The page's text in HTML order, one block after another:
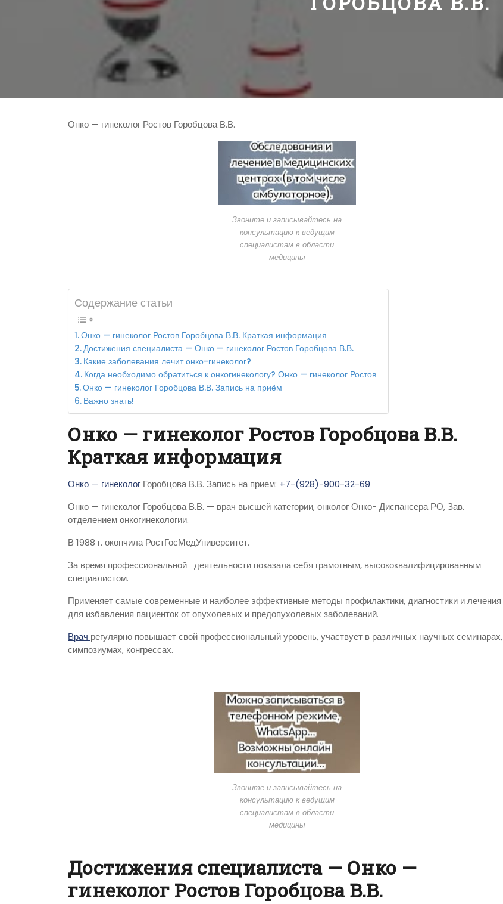
Онко — гинеколог Ростов Горобцова В.В.
Звоните и записывайтесь на
консультацию к ведущим
специалистам в области
медицины
Содержание статьи
Онко — гинеколог Ростов Горобцова В.В. Краткая информация
Достижения специалиста — Онко — гинеколог Ростов Горобцова В.В.
Какие заболевания лечит онко-гинеколог?
Когда необходимо обратиться к онкогинекологу? Онко — гинеколог Ростов
Онко — гинеколог Горобцова В.В. Запись на приём
Важно знать!
Онко — гинеколог Ростов Горобцова В.В.
Краткая информация
Онко — гинеколог Горобцова В.В. Запись на прием: +7-(928)-900-32-69
Онко — гинеколог Горобцова В.В. — врач высшей категории, онколог Онко- Диспансера РО, Зав.
отделением онкогинекологии.
В 1988 г. окончила РостГосМедУниверситет.
За время профессиональной деятельности показала себя грамотным, высококвалифицированным
специалистом.
Применяет самые современные и наиболее эффективные методы профилактики, диагностики и лечения
для избавления пациенток от опухолевых и предопухолевых заболеваний.
Врач регулярно повышает свой профессиональный уровень, участвует в различных научных семинарах,
симпозиумах, конгрессах.
Звоните и записывайтесь на
консультацию к ведущим
специалистам в области
медицины
Достижения специалиста — Онко —
гинеколог Ростов Горобцова В.В.